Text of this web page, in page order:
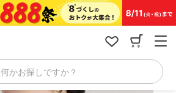
何かお探しですか？